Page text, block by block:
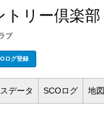
トリー倶楽部
ブ
ログ登録
データ SCOログ 地図